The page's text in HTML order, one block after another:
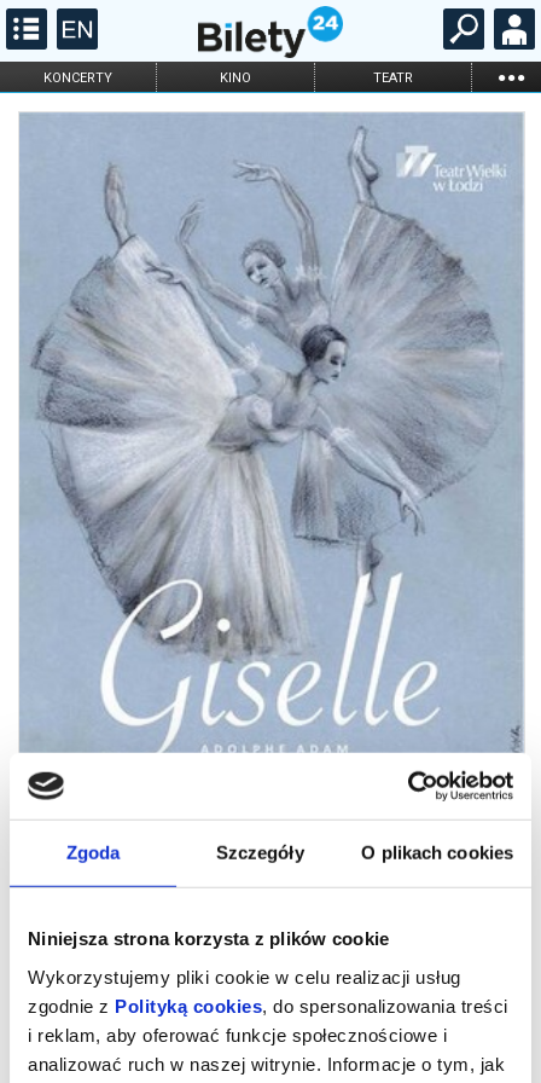
Zgoda Szczegóły O plikach cookies
Niniejsza strona korzysta z plików cookie
Wykorzystujemy pliki cookie w celu realizacji usług
zgodnie z Polityką cookies , do spersonalizowania treści
i reklam, aby oferować funkcje społecznościowe i
analizować ruch w naszej witrynie. Informacje o tym, jak
KONCERTY KINO TEATR ...
FILHARMONIA OPERA I BALET
KARNETY
GISELLE
Adolphe Adam
GISELLE
balet romantyczny w dwóch aktach
premiera 12 października 2024
autorskie opracowanie choreografii wg. Jeana Coralliego i Julesa
Perrota - Zofia Rudnicka